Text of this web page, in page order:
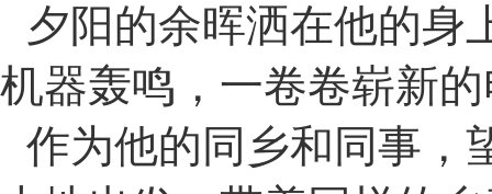
夕阳的余晖洒在他的身
机器轰鸣，一卷卷崭新
作为他的同乡和同事，